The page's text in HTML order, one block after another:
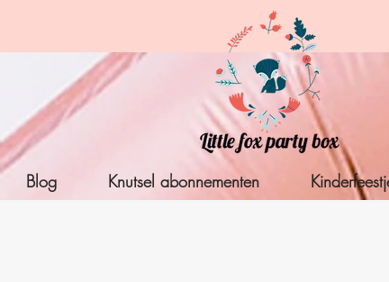
Blog Knutsel abonnementen